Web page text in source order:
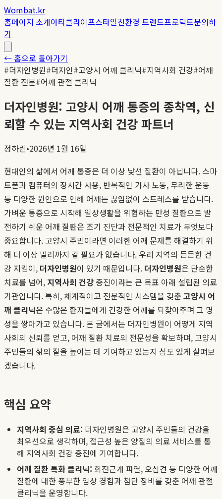
Wombat.kr
홈페이지 소개아티클라이프스타일친환경 트렌드프로덕트문의하
기
← 홈으로 돌아가기
#더자인병원#더자인#고양시 어깨 클리닉#지역사회 건강#어깨
질환 전문#어깨 관절 클리닉
더자인병원: 고양시 어깨 통증의 종착역, 신
뢰할 수 있는 지역사회 건강 파트너
정하린•2026년 1월 16일
현대인의 삶에서 어깨 통증은 더 이상 낯선 질환이 아닙니다. 스마
트폰과 컴퓨터의 장시간 사용, 반복적인 가사 노동, 무리한 운동
등 다양한 원인으로 인해 어깨는 끊임없이 스트레스를 받습니다.
가벼운 통증으로 시작해 일상생활을 위협하는 만성 질환으로 발
전하기 쉬운 어깨 질환은 조기 진단과 전문적인 치료가 무엇보다
중요합니다. 고양시 주민이라면 이러한 어깨 문제를 해결하기 위
해 더 이상 멀리까지 갈 필요가 없습니다. 우리 지역의 든든한 건
강 지킴이, 더자인병원이 있기 때문입니다. 더자인병원은 단순한
치료를 넘어, 지역사회 건강 증진이라는 큰 목표 아래 설립된 의료
기관입니다. 특히, 체계적이고 전문적인 시스템을 갖춘 고양시 어
깨 클리닉은 수많은 환자들에게 건강한 어깨를 되찾아주며 그 명
성을 쌓아가고 있습니다. 본 글에서는 더자인병원이 어떻게 지역
사회의 신뢰를 얻고, 어깨 질환 치료의 전문성을 확보하며, 고양시
주민들의 삶의 질을 높이는 데 기여하고 있는지 심도 있게 살펴보
겠습니다.
핵심 요약
지역사회 중심 의료: 더자인병원은 고양시 주민들의 건강을
최우선으로 생각하며, 접근성 높은 양질의 의료 서비스를 통
해 지역사회 건강 증진에 기여합니다.
어깨 질환 특화 클리닉: 회전근개 파열, 오십견 등 다양한 어깨
질환에 대한 풍부한 임상 경험과 첨단 장비를 갖춘 어깨 관절
클리닉을 운영합니다.